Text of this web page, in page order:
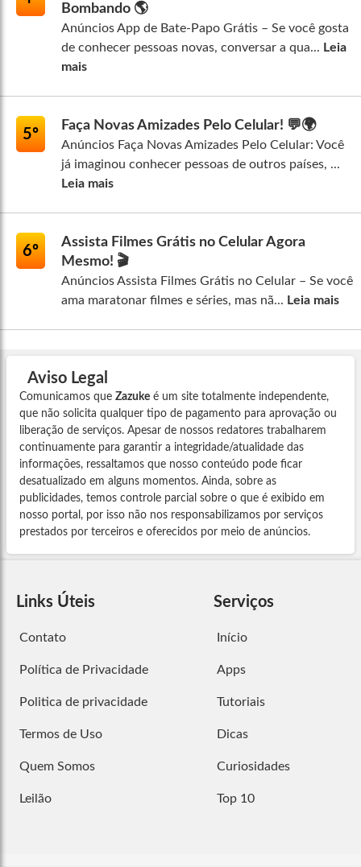
Bombando 🌎
Anúncios App de Bate-Papo Grátis – Se você gosta
de conhecer pessoas novas, conversar a qua... Leia
mais
5º
Faça Novas Amizades Pelo Celular! 💬🌍
Anúncios Faça Novas Amizades Pelo Celular: Você
já imaginou conhecer pessoas de outros países, ...
Leia mais
6º
Assista Filmes Grátis no Celular Agora
Mesmo! 🎬
Anúncios Assista Filmes Grátis no Celular – Se você
ama maratonar filmes e séries, mas nã... Leia mais
Aviso Legal
Comunicamos que Zazuke é um site totalmente independente,
que não solicita qualquer tipo de pagamento para aprovação ou
liberação de serviços. Apesar de nossos redatores trabalharem
continuamente para garantir a integridade/atualidade das
informações, ressaltamos que nosso conteúdo pode ficar
desatualizado em alguns momentos. Ainda, sobre as
publicidades, temos controle parcial sobre o que é exibido em
nosso portal, por isso não nos responsabilizamos por serviços
prestados por terceiros e oferecidos por meio de anúncios.
Links Úteis
Contato
Política de Privacidade
Politica de privacidade
Termos de Uso
Quem Somos
Leilão
Serviços
Início
Apps
Tutoriais
Dicas
Curiosidades
Top 10